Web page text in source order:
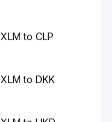
XLM to CLP
XLM to DKK